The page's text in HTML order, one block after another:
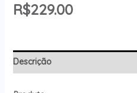
R$229.00
Descrição